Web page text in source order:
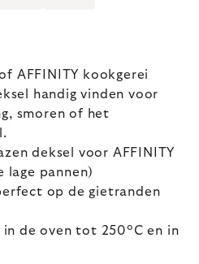
AFFINITY kookgerei
handig vinden voor
smoren of het
deksel voor AFFINITY
lage pannen)
op de gietranden
de oven tot 250°C en in